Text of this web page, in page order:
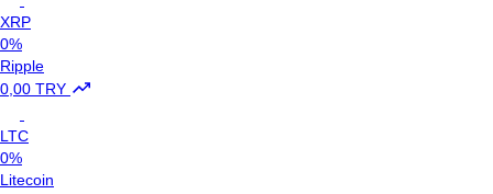
XRP
0%
Ripple
0,00 TRY
LTC
0%
Litecoin